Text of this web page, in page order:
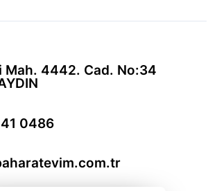
Mah. 4442. Cad. No:34
0486